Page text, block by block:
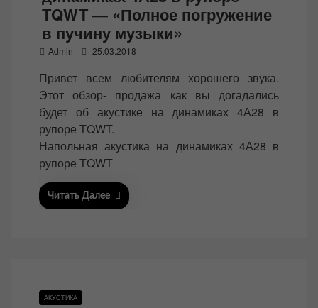
TQWT — «Полное погружение
в пучину музыки»
Admin
s
t
e
d
o
n
25.03.2018
Привет всем любителям хорошего звука.
Этот обзор- продажа как вы догадались
будет об акустике на динамиках 4А28 в
рупоре TQWT.
Напольная акустика на динамиках 4А28 в
рупоре TQWT
Читать Далее
АКУСТИКА